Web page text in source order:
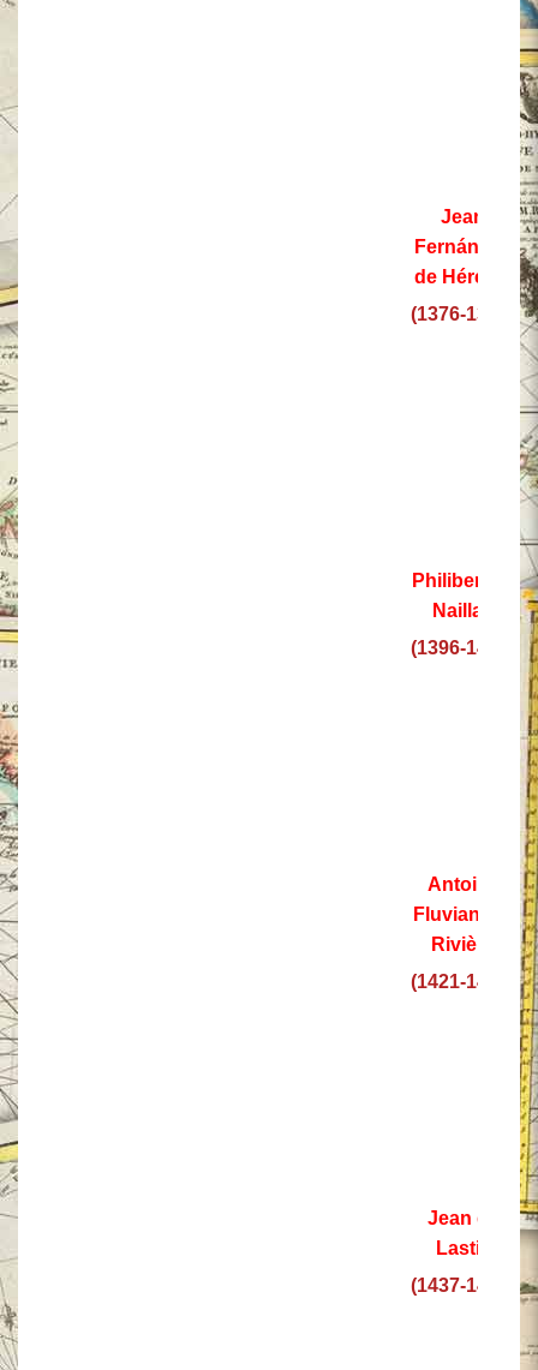
Jean
Fernández
de Hérédia
(1376-1396)
Philibert de
Naillac
(1396-1421)
Antoine
Fluvian del
Rivière
(1421-1437)
Jean de
Lastic
(1437-1454)